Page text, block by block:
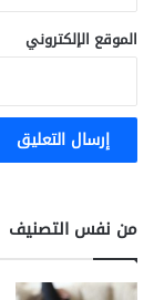
ا
ل
ص
ر
الموقع الإلكتروني
من نفس التصنيف